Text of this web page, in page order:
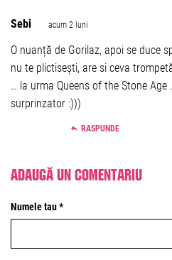
Sebi acum 2 luni
O nuanță de Gorilaz, apoi se duce
nu te plictisești, are si ceva
… la urma Queens of the Stone
surprinzator :)))
RASPUNDE
Adaugă un comentariu
Numele tau *